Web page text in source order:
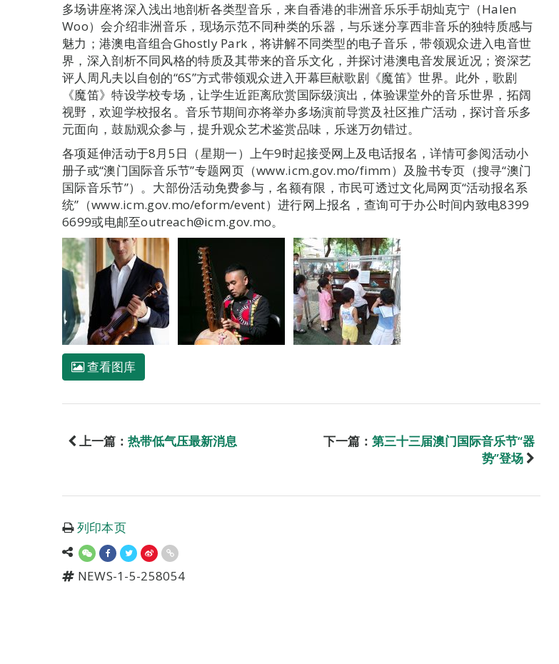
多场讲座将深入浅出地剖析各类型音乐，来自香港的非洲音乐乐手胡灿克宁（Halen
Woo）会介绍非洲音乐，现场示范不同种类的乐器，与乐迷分享西非音乐的独特质感与
魅力；港澳电音组合Ghostly Park，将讲解不同类型的电子音乐，带领观众进入电音世
界，深入剖析不同风格的特质及其带来的音乐文化，并探讨港澳电音发展近况；资深艺
评人周凡夫以自创的“6S”方式带领观众进入开幕巨献歌剧《魔笛》世界。此外，歌剧
《魔笛》特设学校专场，让学生近距离欣赏国际级演出，体验课堂外的音乐世界，拓阔
视野，欢迎学校报名。音乐节期间亦将举办多场演前导赏及社区推广活动，探讨音乐多
元面向，鼓励观众参与，提升观众艺术鉴赏品味，乐迷万勿错过。
各项延伸活动于8月5日（星期一）上午9时起接受网上及电话报名，详情可参阅活动小
册子或“澳门国际音乐节”专题网页（www.icm.gov.mo/fimm）及脸书专页（搜寻“澳门
国际音乐节”）。大部份活动免费参与，名额有限，市民可透过文化局网页“活动报名系
统”（www.icm.gov.mo/eform/event）进行网上报名，查询可于办公时间内致电8399
6699或电邮至outreach@icm.gov.mo。
查看图库
上一篇： 热带低气压最新消息 下一篇： 第三十三届澳门国际音乐节“器
势”登场
列印本页
NEWS-1-5-258054